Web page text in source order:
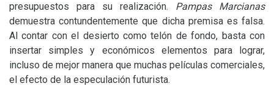
presupuestos para su realización. Pampas Marcianas
demuestra contundentemente que dicha premisa es falsa.
Al contar con el desierto como telón de fondo, basta con
insertar simples y económicos elementos para lograr,
incluso de mejor manera que muchas películas comerciales,
el efecto de la especulación futurista.